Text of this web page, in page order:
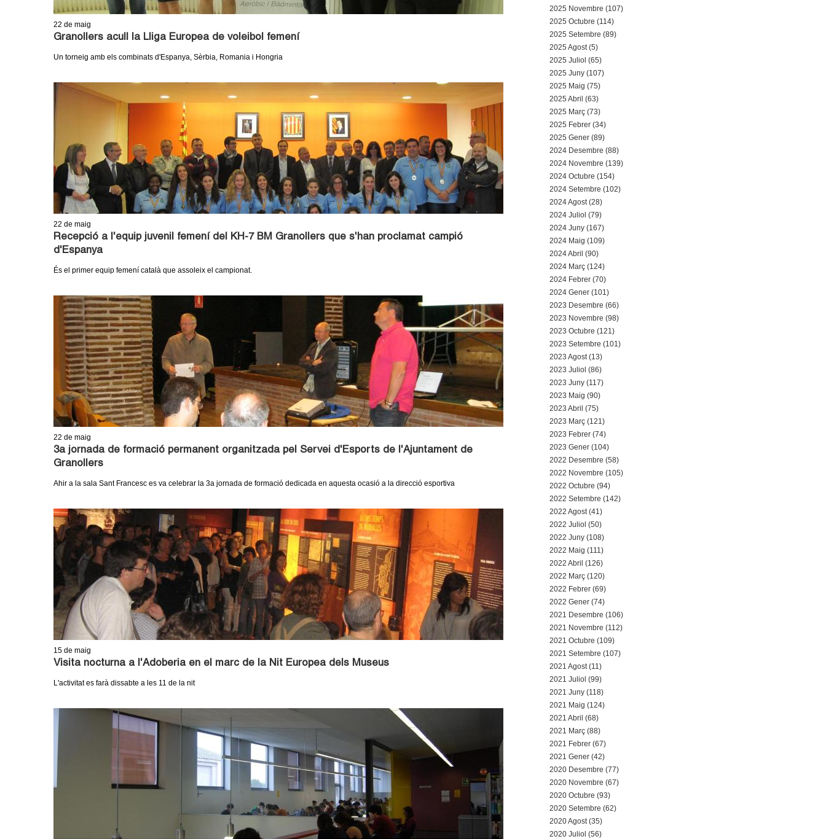
m
e
t
d
e
G
r
a
n
o
s
2025 Novembre (107)
2025 Octubre (114)
2025 Setembre (89)
2025 Agost (5)
2025 Juliol (65)
2025 Juny (107)
2025 Maig (75)
2025 Abril (63)
2025 Març (73)
2025 Febrer (34)
2025 Gener (89)
2024 Desembre (88)
2024 Novembre (139)
2024 Octubre (154)
2024 Setembre (102)
2024 Agost (28)
2024 Juliol (79)
2024 Juny (167)
2024 Maig (109)
2024 Abril (90)
2024 Març (124)
2024 Febrer (70)
2024 Gener (101)
2023 Desembre (66)
2023 Novembre (98)
2023 Octubre (121)
2023 Setembre (101)
2023 Agost (13)
2023 Juliol (86)
2023 Juny (117)
2023 Maig (90)
2023 Abril (75)
2023 Març (121)
2023 Febrer (74)
2023 Gener (104)
2022 Desembre (58)
2022 Novembre (105)
2022 Octubre (94)
2022 Setembre (142)
2022 Agost (41)
2022 Juliol (50)
2022 Juny (108)
2022 Maig (111)
2022 Abril (126)
2022 Març (120)
2022 Febrer (69)
2022 Gener (74)
2021 Desembre (106)
2021 Novembre (112)
2021 Octubre (109)
2021 Setembre (107)
2021 Agost (11)
2021 Juliol (99)
2021 Juny (118)
2021 Maig (124)
2021 Abril (68)
2021 Març (88)
2021 Febrer (67)
2021 Gener (42)
2020 Desembre (77)
2020 Novembre (67)
2020 Octubre (93)
2020 Setembre (62)
2020 Agost (35)
2020 Juliol (56)
22 de maig
Granollers acull la Lliga Europea de voleibol femení
Un torneig amb els combinats d'Espanya, Sèrbia, Romania i Hongria
22 de maig
Recepció a l'equip juvenil femení del KH-7 BM Granollers que s'han proclamat campió
d'Espanya
És el primer equip femení català que assoleix el campionat.
22 de maig
3a jornada de formació permanent organitzada pel Servei d'Esports de l'Ajuntament de
Granollers
Ahir a la sala Sant Francesc es va celebrar la 3a jornada de formació dedicada en aquesta ocasió a la direcció esportiva
15 de maig
Visita nocturna a l'Adoberia en el marc de la Nit Europea dels Museus
L'activitat es farà dissabte a les 11 de la nit